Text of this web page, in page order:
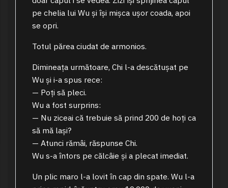
pe chelia lui Wu și își mișca ușor coada, apoi
se opri.
Totul părea ciudat de armonios.
Dimineața următoare, Chi l-a descătușat pe
Wu și i-a spus rece:
— Poți să pleci.
Wu a fost surprins:
— Nu ziceai că trebuie să prind 200 de hoți ca
să mă lași?
— Atunci rămâi, răspunse Chi.
Wu s-a întors pe călcâie și a plecat imediat.
Un plic maro l-a lovit în cap din spate. Wu l-a